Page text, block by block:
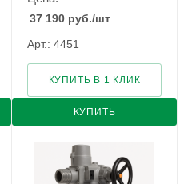
37 190 руб./шт
Арт.: 4451
КУПИТЬ
КУПИТЬ В 1 КЛИК